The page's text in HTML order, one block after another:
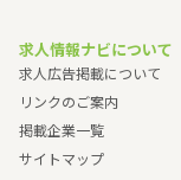
求人情報ナビについて
求人広告掲載について
リンクのご案内
掲載企業一覧
サイトマップ